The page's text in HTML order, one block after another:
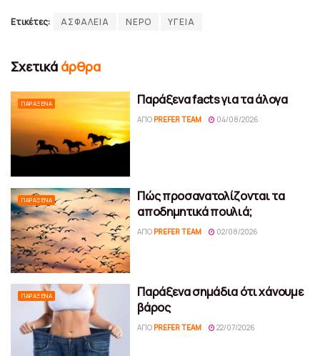
Ετικέτες: ΑΣΦΑΛΕΙΑ ΝΕΡΟ ΥΓΕΙΑ
Σχετικά άρθρα
ΠΑΡΆΞΕΝΑ Παράξενα facts για τα άλογα
ΑΠΌ PREFER TEAM 04/08/2026
ΠΑΡΆΞΕΝΑ
Πώς προσανατολίζονται τα
αποδημητικά πουλιά;
ΑΠΌ PREFER TEAM 02/08/2026
ΠΑΡΆΞΕΝΑ
Παράξενα σημάδια ότι χάνουμε
βάρος
ΑΠΌ PREFER TEAM 22/07/2026